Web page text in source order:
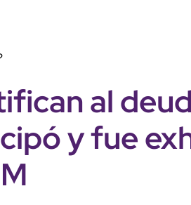
al
y fue